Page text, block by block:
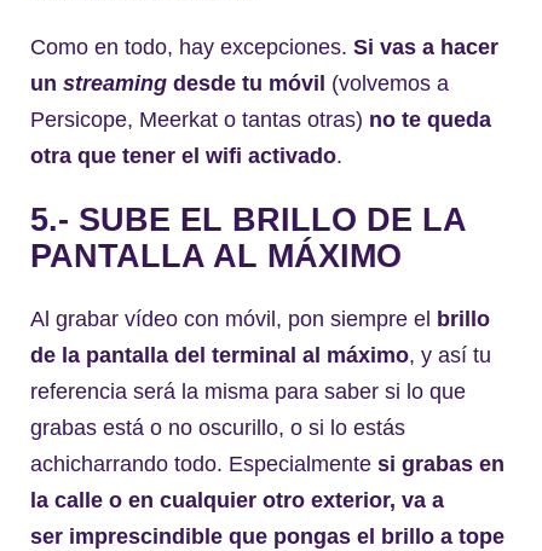
Como en todo, hay excepciones. Si vas a hacer
un streaming desde tu móvil (volvemos a
Persicope, Meerkat o tantas otras) no te queda
otra que tener el wifi activado.
5.- SUBE EL BRILLO DE LA
PANTALLA AL MÁXIMO
Al grabar vídeo con móvil, pon siempre el brillo
de la pantalla del terminal al máximo, y así tu
referencia será la misma para saber si lo que
grabas está o no oscurillo, o si lo estás
achicharrando todo. Especialmente si grabas en
la calle o en cualquier otro exterior, va a
ser imprescindible que pongas el brillo a tope